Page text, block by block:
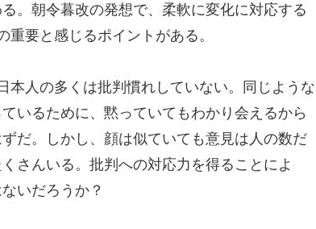
。朝令暮改の発想で、柔軟に変化に対応する
要と感じるポイントがある。
本人の多くは批判慣れしていない。同じような
いるために、黙っていてもわかり会えるから
だ。しかし、顔は似ていても意見は人の数だ
さんいる。批判への対応力を得ることによ
いだろうか？